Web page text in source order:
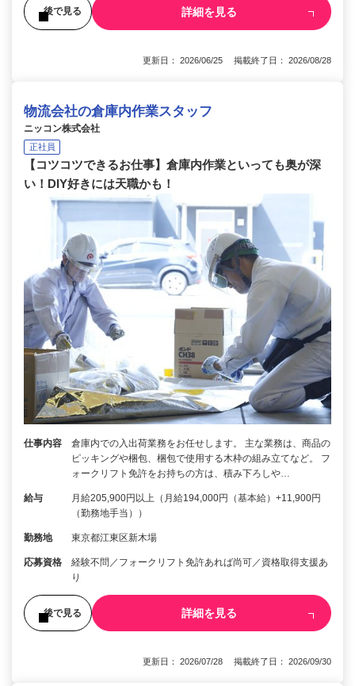
後で見る 詳細を見る
更新日： 2026/06/25 掲載終了日： 2026/08/28
物流会社の倉庫内作業スタッフ
ニッコン株式会社
正社員
【コツコツできるお仕事】倉庫内作業といっても奥が深
い！DIY好きには天職かも！
仕事内容
倉庫内での入出荷業務をお任せします。 主な業務は、商品の
ピッキングや梱包、梱包で使用する木枠の組み立てなど。 フ
ォークリフト免許をお持ちの方は、積み下ろしや…
給与
月給205,900円以上（月給194,000円（基本給）+11,900円
（勤務地手当））
勤務地 東京都江東区新木場
応募資格
経験不問／フォークリフト免許あれば尚可／資格取得支援あ
り
後で見る 詳細を見る
更新日： 2026/07/28 掲載終了日： 2026/09/30